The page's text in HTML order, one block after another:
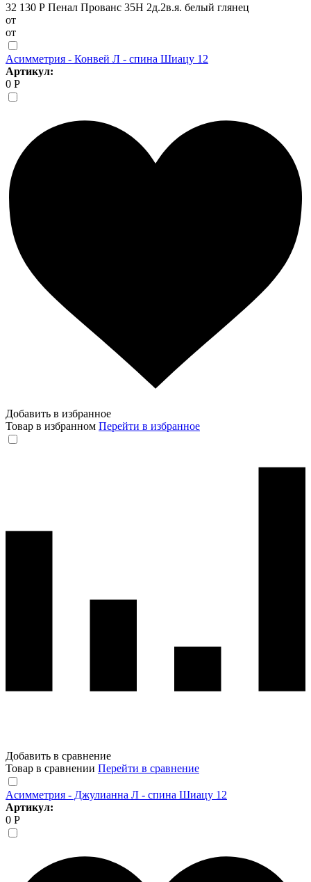
32 130 Р Пенал Прованс 35Н 2д.2в.я. белый глянец
от
от
Асимметрия - Конвей Л - спина Шиацу 12
Артикул:
0 Р
Добавить в избранное
Товар в избранном Перейти в избранное
Добавить в сравнение
Товар в сравнении Перейти в сравнение
Асимметрия - Джулианна Л - спина Шиацу 12
Артикул:
0 Р